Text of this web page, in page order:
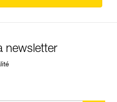
newsletter